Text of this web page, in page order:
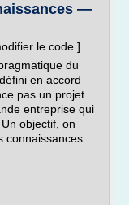
—
le code ]
du
en accord
pas un projet
entreprise qui
objectif, on